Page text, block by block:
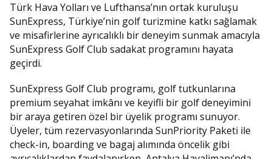
Türk Hava Yolları ve Lufthansa’nın ortak kuruluşu
SunExpress, Türkiye’nin golf turizmine katkı sağlamak
ve misafirlerine ayrıcalıklı bir deneyim sunmak amacıyla
SunExpress Golf Club sadakat programını hayata
geçirdi.
SunExpress Golf Club programı, golf tutkunlarına
premium seyahat imkânı ve keyifli bir golf deneyimini
bir araya getiren özel bir üyelik programı sunuyor.
Üyeler, tüm rezervasyonlarında SunPriority Paketi ile
check-in, boarding ve bagaj alımında öncelik gibi